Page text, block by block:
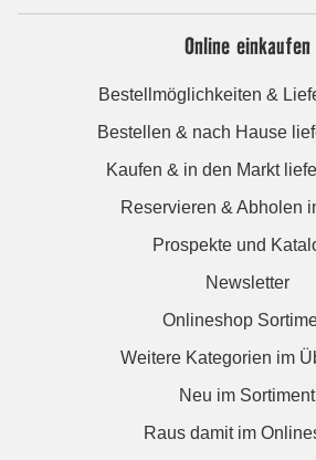
Online einkaufen
Bestellmöglichkeiten &
Bestellen & nach Hause
Kaufen & in den Markt
Reservieren & Abholen
Prospekte und
Newsletter
Onlineshop
Weitere Kategorien im
Neu im Sortiment
Raus damit im